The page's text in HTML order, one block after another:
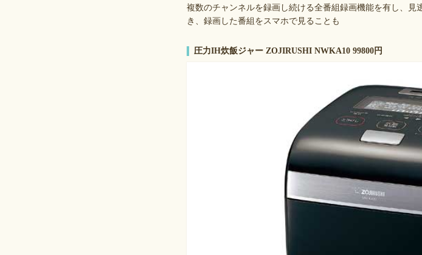
複数のチャンネルを録画し続ける全番組録画機能を有し、
き、録画した番組をスマホで見ることも
圧力IH炊飯ジャー ZOJIRUSHI NWKA10 99800円